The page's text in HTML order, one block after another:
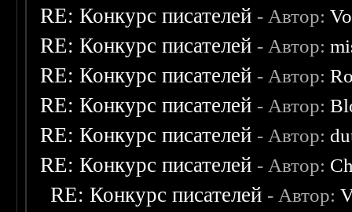
RE: Конкурс писателей - Автор:
RE: Конкурс писателей - Автор:
RE: Конкурс писателей - Автор:
RE: Конкурс писателей - Автор:
RE: Конкурс писателей - Автор:
RE: Конкурс писателей - Автор:
RE: Конкурс писателей - Автор: